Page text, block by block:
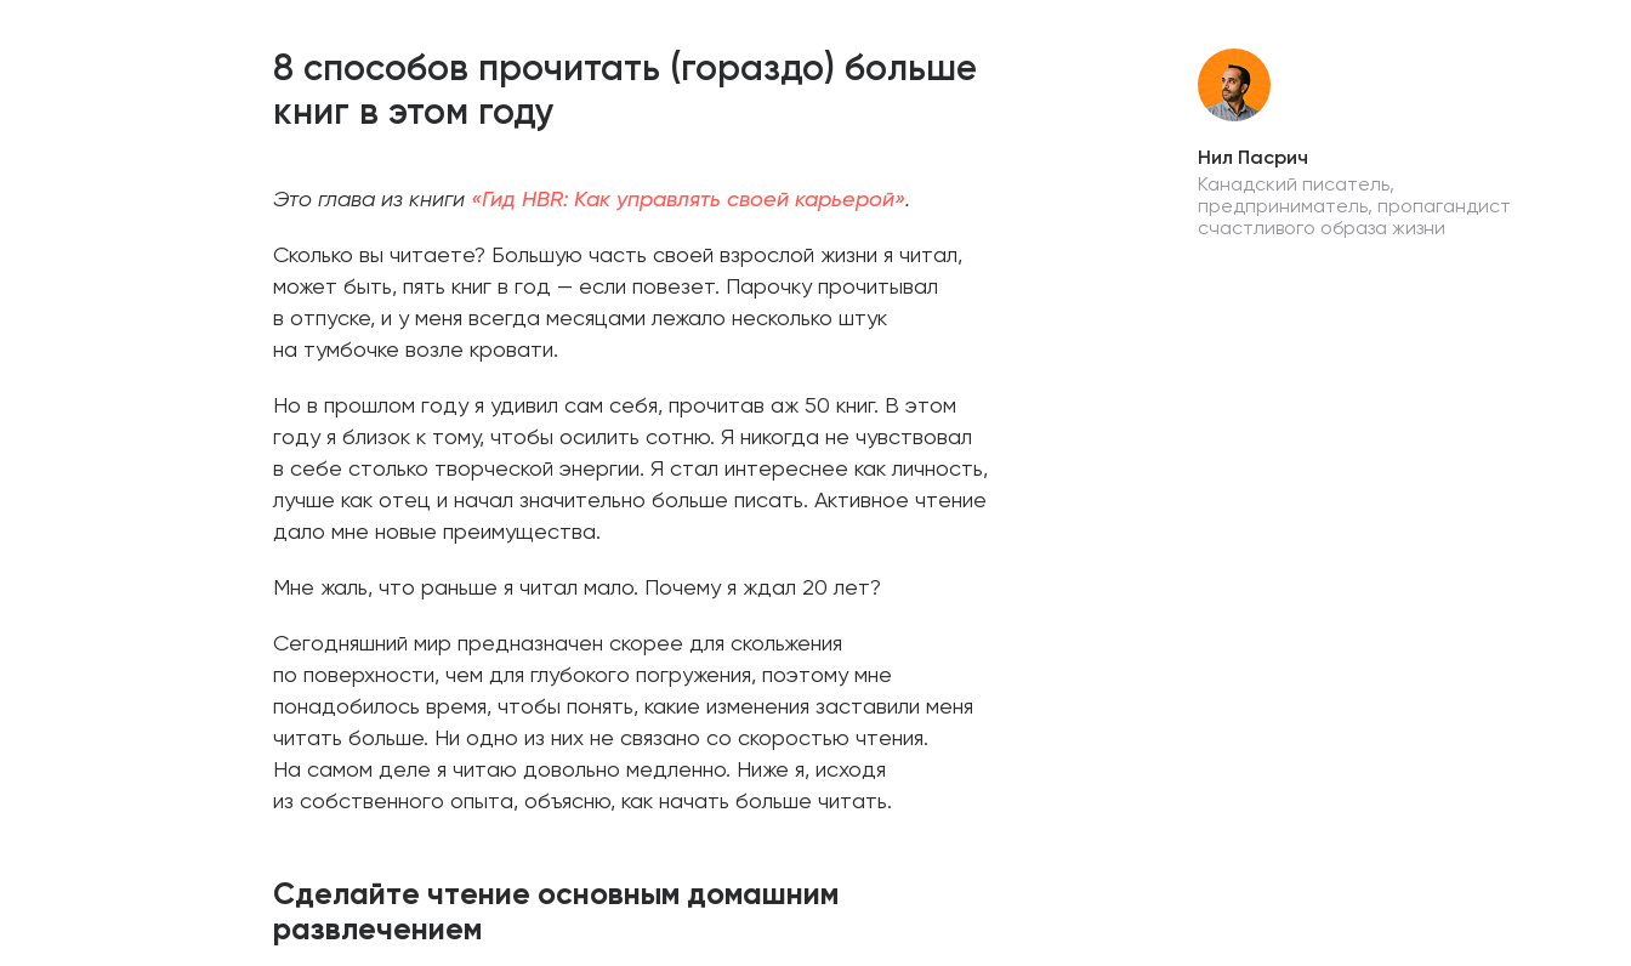
8 способов прочитать (гораздо) больше
книг в этом году
Это глава из книги «Гид HBR: Как управлять своей карьерой».
Сколько вы читаете? Большую часть своей взрослой жизни я читал,
может быть, пять книг в год — если повезет. Парочку прочитывал
в отпуске, и у меня всегда месяцами лежало несколько штук
на тумбочке возле кровати.
Но в прошлом году я удивил сам себя, прочитав аж 50 книг. В этом
году я близок к тому, чтобы осилить сотню. Я никогда не чувствовал
в себе столько творческой энергии. Я стал интереснее как личность,
лучше как отец и начал значительно больше писать. Активное чтение
дало мне новые преимущества.
Мне жаль, что раньше я читал мало. Почему я ждал 20 лет?
Сегодняшний мир предназначен скорее для скольжения
по поверхности, чем для глубокого погружения, поэтому мне
понадобилось время, чтобы понять, какие изменения заставили меня
читать больше. Ни одно из них не связано со скоростью чтения.
На самом деле я читаю довольно медленно. Ниже я, исходя
из собственного опыта, объясню, как начать больше читать.
Сделайте чтение основным домашним
развлечением
Нил Пасрич
Канадский писатель,
предприниматель, пропагандист
счастливого образа жизни